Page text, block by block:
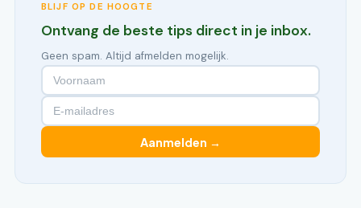
BLIJF OP DE HOOGTE
Ontvang de beste tips direct in je inbox.
Geen spam. Altijd afmelden mogelijk.
Aanmelden →